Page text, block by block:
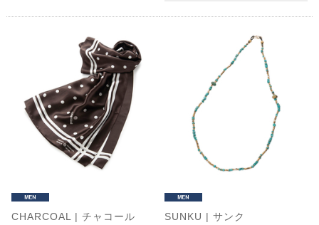
CHARCOAL | チャコール SUNKU | サンク